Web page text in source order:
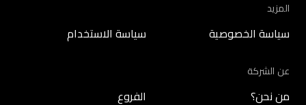
المزيد
سياسة الخصوصية سياسة الاستخدام
عن الشركة
من نحن؟ الفروع